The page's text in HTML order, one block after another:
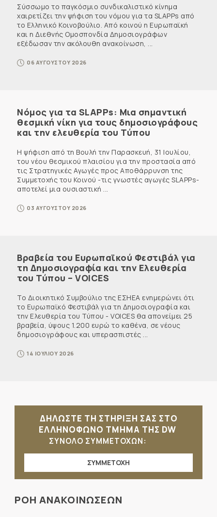
Σύσσωμο το παγκόσμιο συνδικαλιστικό κίνημα
χαιρετίζει την ψήφιση του νόμου για τα SLAPPs από
το Ελληνικό Κοινοβούλιο. Από κοινού η Ευρωπαϊκή
και η Διεθνής Ομοσπονδία Δημοσιογράφων
εξέδωσαν την ακόλουθη ανακοίνωση, ...
06 ΑΥΓΟΥΣΤΟΥ 2026
Νόμος για τα SLAPPs: Μια σημαντική
θεσμική νίκη για τους δημοσιογράφους
και την ελευθερία του Τύπου
Η ψήφιση από τη Βουλή την Παρασκευή, 31 Ιουλίου,
του νέου θεσμικού πλαισίου για την προστασία από
τις Στρατηγικές Αγωγές προς Αποθάρρυνση της
Συμμετοχής του Κοινού -τις γνωστές αγωγές SLAPPs-
αποτελεί μια ουσιαστική ...
03 ΑΥΓΟΥΣΤΟΥ 2026
Βραβεία του Ευρωπαϊκού Φεστιβάλ για
τη Δημοσιογραφία και την Ελευθερία
του Τύπου – VOICES
Το Διοικητικό Συμβούλιο της ΕΣΗΕΑ ενημερώνει ότι
το Ευρωπαϊκό Φεστιβάλ για τη Δημοσιογραφία και
την Ελευθερία του Τύπου - VOICES θα απονείμει 25
βραβεία, ύψους 1.200 ευρώ το καθένα, σε νέους
δημοσιογράφους και υπερασπιστές ...
14 ΙΟΥΛΙΟΥ 2026
ΔΗΛΩΣΤΕ ΤΗ ΣΤΗΡΙΞΗ ΣΑΣ ΣΤΟ
ΕΛΛΗΝΟΦΩΝΟ ΤΜΗΜΑ ΤΗΣ DW
ΣΥΝΟΛΟ ΣΥΜΜΕΤΟΧΩΝ:
ΣΥΜΜΕΤΟΧΗ
ΡΟΗ ΑΝΑΚΟΙΝΩΣΕΩΝ